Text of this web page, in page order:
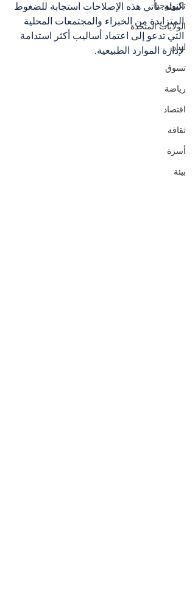
تكنولوجيا
الولايات المتحدة
لبنان
تسوق
رياضة
اقتصاد
ثقافة
أسرة
بيئة
البيئة. تأتي هذه الإصلاحات استجابة للضغوط
المتزايدة من الخبراء والمجتمعات المحلية
التي تدعو إلى اعتماد أساليب أكثر استدامة
لإدارة الموارد الطبيعية.